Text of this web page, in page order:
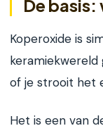
De
Koperoxide is
of je strooit het
Het is een van